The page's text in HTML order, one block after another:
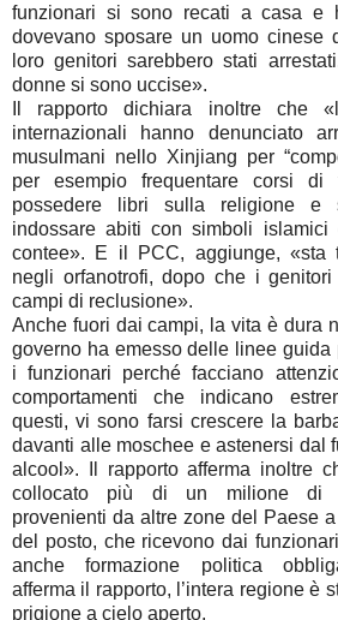
funzionari si sono recati a casa e
dovevano sposare un uomo cinese
loro genitori sarebbero stati
donne si sono uccise».
Il rapporto dichiara inoltre che
internazionali hanno denunciato
musulmani nello Xinjiang per
per esempio frequentare corsi di
possedere libri sulla religione e
indossare abiti con simboli
contee». E il PCC, aggiunge, «sta
negli orfanotrofi, dopo che i
campi di reclusione».
Anche fuori dai campi, la vita è dura
governo ha emesso delle linee guida
i funzionari perché facciano
comportamenti che indicano
questi, vi sono farsi crescere la
davanti alle moschee e astenersi dal
alcool». Il rapporto afferma inoltre
collocato più di un milione di
provenienti da altre zone del Paese
del posto, che ricevono dai
anche formazione politica
afferma il rapporto, l’intera regione è
prigione a cielo aperto.